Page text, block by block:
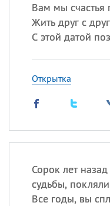
Вам мы счастья
Жить друг с
С этой датой
Открытка
Сорок лет
судьбы,
Все годы, вы